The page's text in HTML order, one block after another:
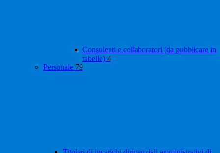
Consulenti e collaboratori (da pubblicare in
tabelle) 4
Personale 79